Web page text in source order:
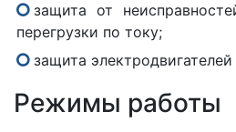
защита от
перегрузки по току;
защита
Режимы работы